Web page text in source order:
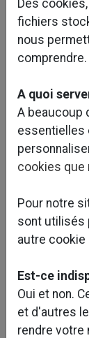
Des
fichiers
nous
comprendre.
A quoi
A beaucoup
essentielles
cookies que
Pour notre
sont utilisés
autre
Est-ce
Oui et non.
et d'autres
rendre votre